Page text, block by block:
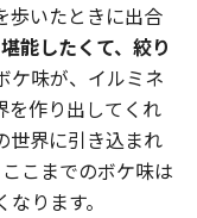
歩いたときに出合
能したくて、絞り
ケ味が、イルミネ
を作り出してくれ
世界に引き込まれ
こまでのボケ味は
ります。